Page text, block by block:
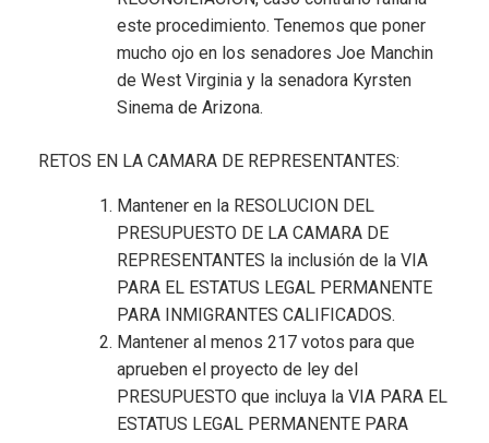
este procedimiento. Tenemos que poner
mucho ojo en los senadores Joe Manchin
de West Virginia y la senadora Kyrsten
Sinema de Arizona.
RETOS EN LA CAMARA DE REPRESENTANTES:
Mantener en la RESOLUCION DEL
PRESUPUESTO DE LA CAMARA DE
REPRESENTANTES la inclusión de la VIA
PARA EL ESTATUS LEGAL PERMANENTE
PARA INMIGRANTES CALIFICADOS.
Mantener al menos 217 votos para que
aprueben el proyecto de ley del
PRESUPUESTO que incluya la VIA PARA EL
ESTATUS LEGAL PERMANENTE PARA